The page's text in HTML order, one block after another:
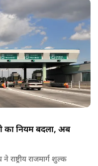
का नियम बदला, अब
राजमार्ग शुल्क